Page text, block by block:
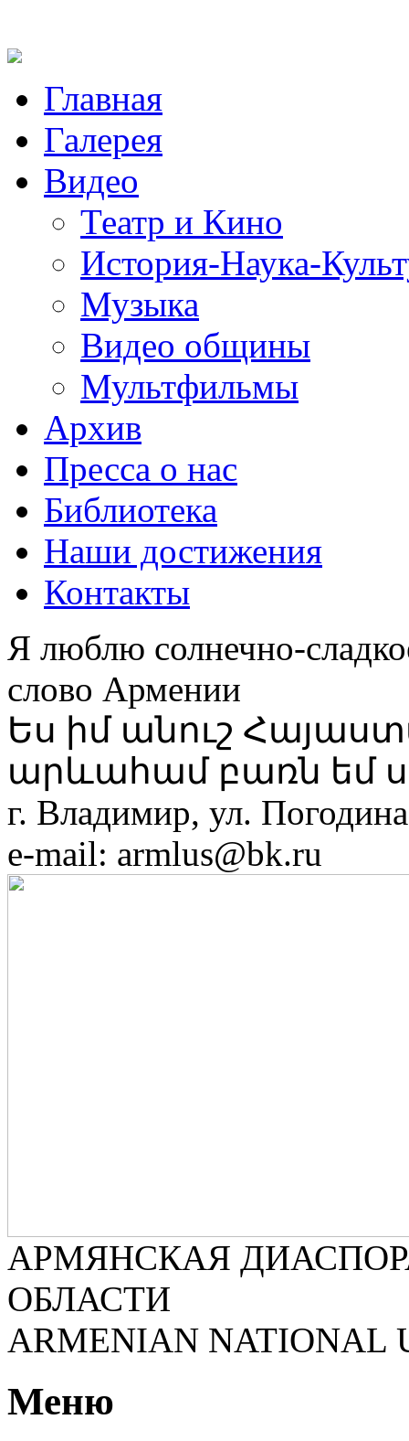
Главная
Галерея
Видео
Театр и Кино
История-Наука-
Музыка
Видео общины
Мультфильмы
Архив
Пресса о нас
Библиотека
Наши достижения
Контакты
Я люблю солнечно-
слово Армении
Ես իմ անուշ
արևահամ բառն եմ
г. Владимир, ул.
e-mail: armlus@bk.ru
АРМЯНСКАЯ
ОБЛАСТИ
ARMENIAN NATIONAL
Меню